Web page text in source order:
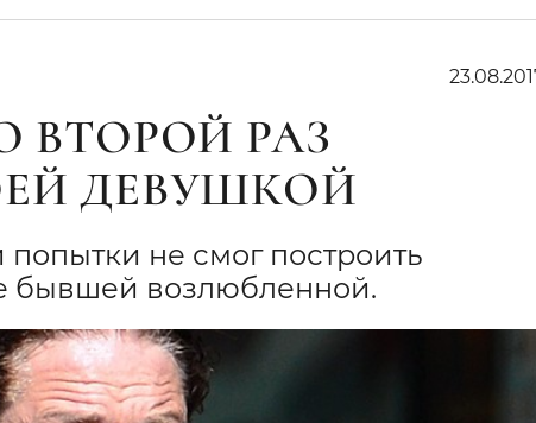
ВТОРОЙ РАЗ
ДЕВУШКОЙ
не смог построить
бывшей возлюбленной.